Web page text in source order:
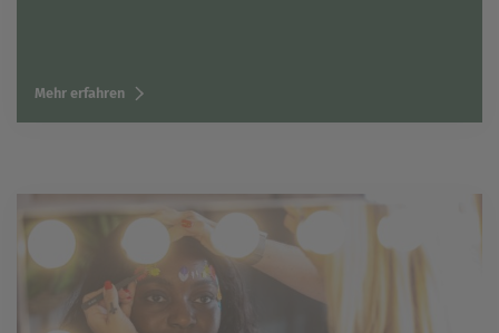
Mehr erfahren